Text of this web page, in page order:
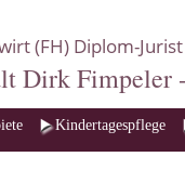
(FH) Diplom-Jurist
Dirk Fimpeler
Kindertagespflege